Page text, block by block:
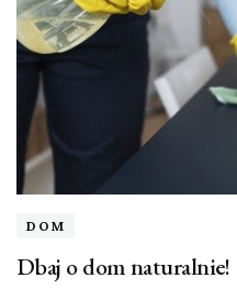
DOM
Dbaj o dom naturalnie!